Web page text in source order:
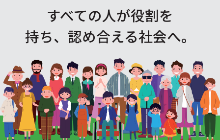
すべての人が役割を
持ち、認め合える社会へ。